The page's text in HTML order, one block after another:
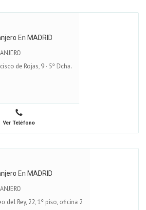
En MADRID
de Rojas, 9 - 5º Dcha.
Ver Teléfono
En MADRID
del Rey, 22, 1º piso, oficina 2